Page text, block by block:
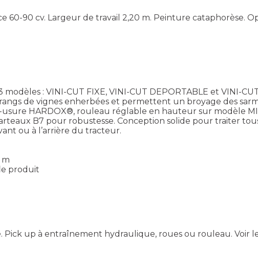
60-90 cv. Largeur de travail 2,20 m. Peinture cataphorèse.
: VINI-CUT FIXE, VINI-CUT DEPORTABLE et VINI-
de vignes enherbées et permettent un broyage des
usure HARDOX®, rouleau réglable en hauteur sur modèle
B7 pour robustesse. Conception solide pour traiter
ou à l’arrière du tracteur.
m
produit
Pick up à entraînement hydraulique, roues ou rouleau. Voir